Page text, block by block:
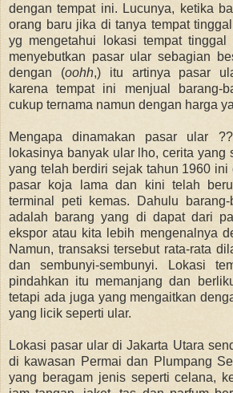
dengan tempat ini. Lucunya, ketika
orang baru jika di tanya tempat
yg mengetahui lokasi tempat tinggal
menyebutkan pasar ular sebagian
dengan (oohh,) itu artinya pasar
karena tempat ini menjual barang-
cukup ternama namun dengan harga
Mengapa dinamakan pasar ular
okasinya banyak ular lho, cerita yang
yang telah berdiri sejak tahun 1960 ini
pasar koja lama dan kini telah
terminal peti kemas. Dahulu
adalah barang yang di dapat dari
ekspor atau kita lebih mengenalnya
Namun, transaksi tersebut rata-rata
dan sembunyi-sembunyi. Lokasi
pindahkan itu memanjang dan
tetapi ada juga yang mengaitkan
yang licik seperti ular.
Lokasi pasar ular di Jakarta Utara
di kawasan Permai dan Plumpang
yang beragam jenis seperti celana,